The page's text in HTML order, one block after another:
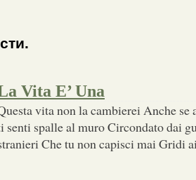
Vita E’ Una
vita non la cambierei Anche
senti spalle al muro Circondato dai
Che tu non capisci mai Gridi